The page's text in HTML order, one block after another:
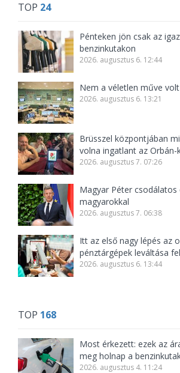
TOP 24
Pénteken jön csak az
benzinkutakon
2026. augusztus 6. 12:44
Nem a véletlen műve
2026. augusztus 6. 13:21
Brüsszel központjában
volna ingatlant az
2026. augusztus 7. 07:26
Magyar Péter
magyarokkal
2026. augusztus 7. 06:38
Itt az első nagy lépés az
pénztárgépek leváltása
2026. augusztus 6. 13:44
TOP 168
Most érkezett: ezek az
meg holnap a
2026. augusztus 4. 11:24